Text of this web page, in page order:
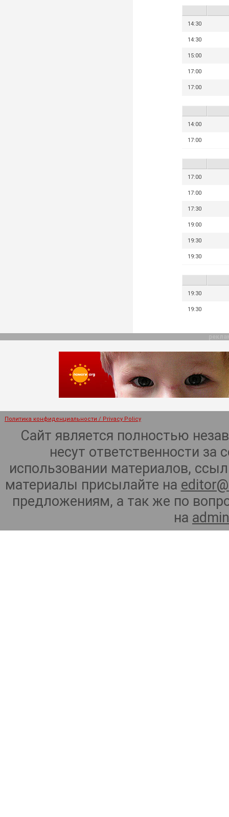
14:30
14:30
15:00
17:00
17:00
14:00
17:00
17:00
17:00
17:30
19:00
19:30
19:30
19:30
19:30
Политика конфиденциальности / Privacy Policy
Сайт является полностью
несут ответственности
использовании материалов,
материалы присылайте на
предложениям, а так же по
на